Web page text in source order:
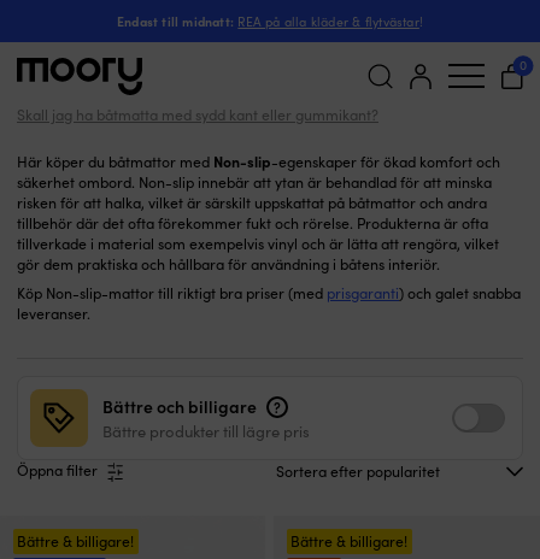
Endast till midnatt: REA på alla kläder & flytvästar!
efter:
0
Non-slip båtmattor (20)
Skall jag ha båtmatta med sydd kant eller gummikant?
Här köper du båtmattor med Non-slip-egenskaper för ökad komfort och
säkerhet ombord. Non-slip innebär att ytan är behandlad för att minska
risken för att halka, vilket är särskilt uppskattat på båtmattor och andra
tillbehör där det ofta förekommer fukt och rörelse. Produkterna är ofta
tillverkade i material som exempelvis vinyl och är lätta att rengöra, vilket
gör dem praktiska och hållbara för användning i båtens interiör.
Köp Non-slip-mattor till riktigt bra priser (med prisgaranti) och galet snabba
leveranser.
Öppna filter
Bättre och billigare ?
Bättre produkter till lägre pris
Bättre & billigare!
Bättre & billigare!